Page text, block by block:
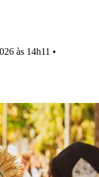
às 14h11 •